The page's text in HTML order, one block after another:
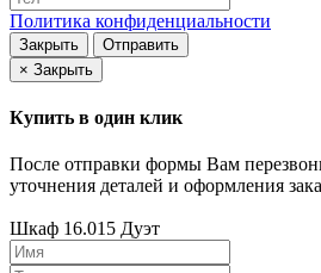
Политика конфиденциальности
Закрыть
Отправить
× Закрыть
Купить в один клик
После отправки формы Вам
уточнения деталей и оформления
Шкаф 16.015 Дуэт